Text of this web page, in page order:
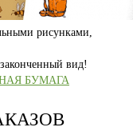
рисунками,
вид!
БУМАГА